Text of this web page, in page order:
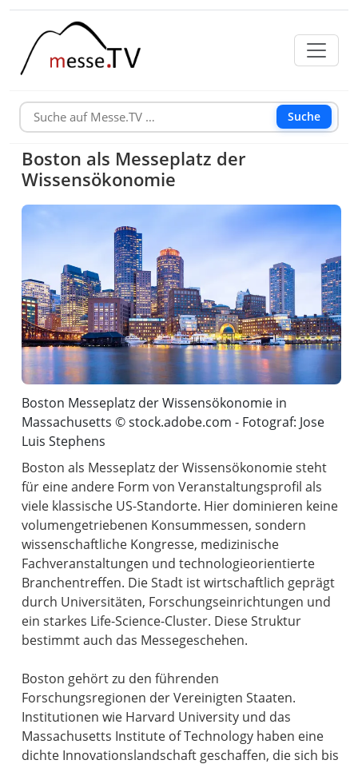
Suche
Boston als Messeplatz der
Wissensökonomie
Boston Messeplatz der Wissensökonomie in
Massachusetts © stock.adobe.com - Fotograf: Jose
Luis Stephens
Boston als Messeplatz der Wissensökonomie steht
für eine andere Form von Veranstaltungsprofil als
viele klassische US-Standorte. Hier dominieren keine
volumengetriebenen Konsummessen, sondern
wissenschaftliche Kongresse, medizinische
Fachveranstaltungen und technologieorientierte
Branchentreffen. Die Stadt ist wirtschaftlich geprägt
durch Universitäten, Forschungseinrichtungen und
ein starkes Life-Science-Cluster. Diese Struktur
bestimmt auch das Messegeschehen.
Boston gehört zu den führenden
Forschungsregionen der Vereinigten Staaten.
Institutionen wie Harvard University und das
Massachusetts Institute of Technology haben eine
dichte Innovationslandschaft geschaffen, die sich bis